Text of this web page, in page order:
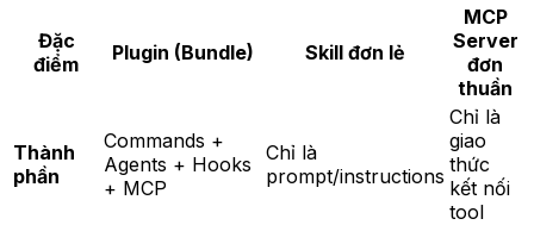
Đặc
điểm
Plugin (Bundle) Skill đơn lẻ
MCP
Server
đơn
thuần
Thành
phần
Commands +
Agents + Hooks
+ MCP
Chỉ là
prompt/instructions
Chỉ là
giao
thức
kết nối
tool